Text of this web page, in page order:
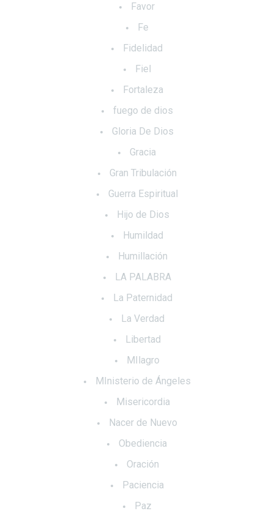
Favor
Fe
Fidelidad
Fiel
Fortaleza
fuego de dios
Gloria De Dios
Gracia
Gran Tribulación
Guerra Espiritual
Hijo de Dios
Humildad
Humillación
LA PALABRA
La Paternidad
La Verdad
Libertad
MIlagro
MInisterio de Ángeles
Misericordia
Nacer de Nuevo
Obediencia
Oración
Paciencia
Paz